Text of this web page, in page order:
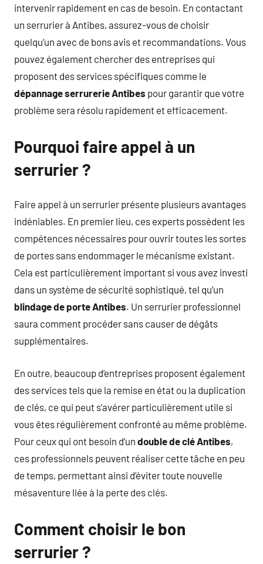
intervenir rapidement en cas de besoin. En contactant
un serrurier à Antibes, assurez-vous de choisir
quelqu’un avec de bons avis et recommandations. Vous
pouvez également chercher des entreprises qui
proposent des services spécifiques comme le
dépannage serrurerie Antibes pour garantir que votre
problème sera résolu rapidement et efficacement.
Pourquoi faire appel à un
serrurier ?
Faire appel à un serrurier présente plusieurs avantages
indéniables. En premier lieu, ces experts possèdent les
compétences nécessaires pour ouvrir toutes les sortes
de portes sans endommager le mécanisme existant.
Cela est particulièrement important si vous avez investi
dans un système de sécurité sophistiqué, tel qu’un
blindage de porte Antibes. Un serrurier professionnel
saura comment procéder sans causer de dégâts
supplémentaires.
En outre, beaucoup d’entreprises proposent également
des services tels que la remise en état ou la duplication
de clés, ce qui peut s’avérer particulièrement utile si
vous êtes régulièrement confronté au même problème.
Pour ceux qui ont besoin d’un double de clé Antibes,
ces professionnels peuvent réaliser cette tâche en peu
de temps, permettant ainsi d’éviter toute nouvelle
mésaventure liée à la perte des clés.
Comment choisir le bon
serrurier ?